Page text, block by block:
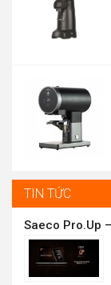
range:
13.900.000đ
through
15.012.000đ
TIN TỨC